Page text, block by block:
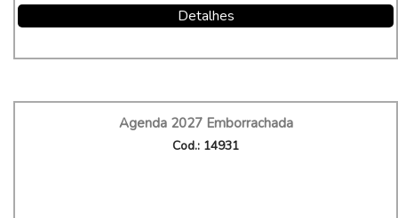
Detalhes
Agenda 2027 Emborrachada
Cod.: 14931